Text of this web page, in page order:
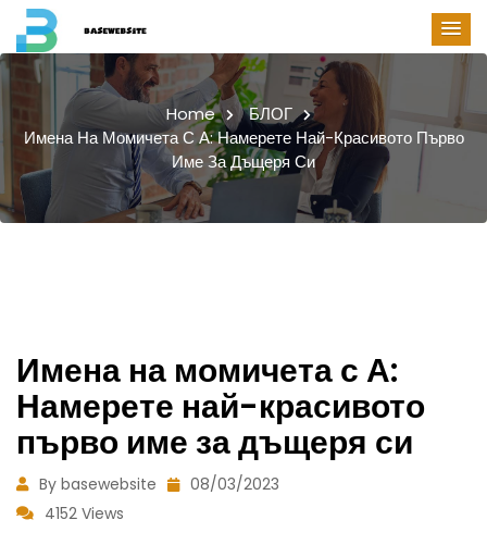
Home
БЛОГ
Имена На Момичета С А: Намерете Най-Красивото Първо
Име За Дъщеря Си
Имена на момичета с А:
Намерете най-красивото
първо име за дъщеря си
By basewebsite
08/03/2023
4152 Views